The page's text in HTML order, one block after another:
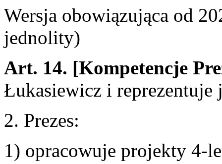
Wersja obowiązująca od
jednolity)
Art. 14. [Kompetencje
Łukasiewicz i reprezentuje
2. Prezes:
1) opracowuje projekty 4-